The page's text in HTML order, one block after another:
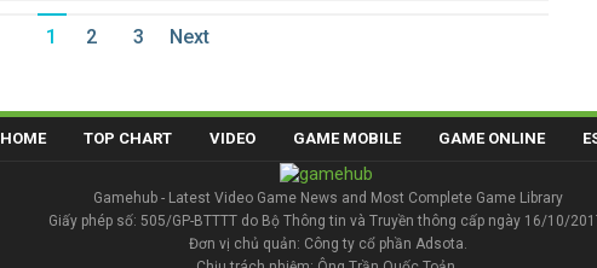
1 2 3 Next
HOME TOP CHART VIDEO GAME MOBILE GAME ONLINE
Gamehub - Latest Video Game News and Most Complete Game Library
Giấy phép số: 505/GP-BTTTT do Bộ Thông tin và Truyền thông cấp ngày 16/10/
Đơn vị chủ quản: Công ty cổ phần Adsota.